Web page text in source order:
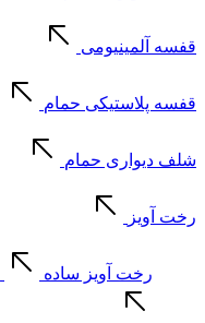
قفسه آلمینیومی
قفسه پلاستیکی حمام
شلف دیواری حمام
رخت آویز
رخت آویز ساده